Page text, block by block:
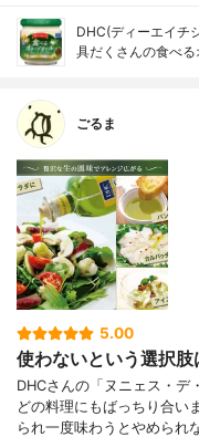
DHC(ディーエイチ
具だくさんの食べ
ごるま
5.00
使わないという選択肢
DHCさんの「ヌニェス・デ
どの料理にもばっちり合い
られ一度味わうとやめられ